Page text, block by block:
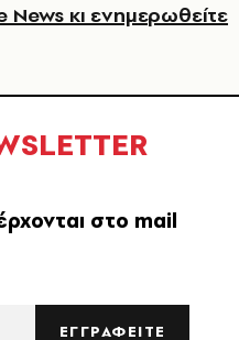
κι ενημερωθείτε
στο mail
ΕΓΓΡΑΦΕΙΤΕ